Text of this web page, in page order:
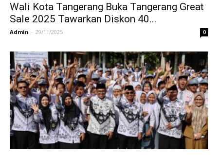
Wali Kota Tangerang Buka Tangerang Great
Sale 2025 Tawarkan Diskon 40...
Admin - 29/11/2025 0